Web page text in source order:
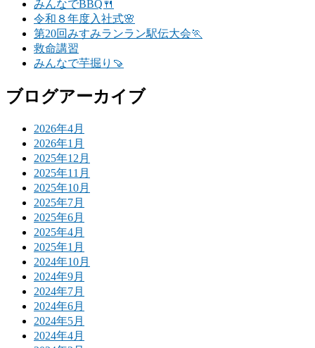
みんなでBBQ🍴
令和８年度入社式🌸
第20回みすみランラン駅伝大会🏃
救命講習
みんなで芋掘り🍠
ブログアーカイブ
2026年4月
2026年1月
2025年12月
2025年11月
2025年10月
2025年7月
2025年6月
2025年4月
2025年1月
2024年10月
2024年9月
2024年7月
2024年6月
2024年5月
2024年4月